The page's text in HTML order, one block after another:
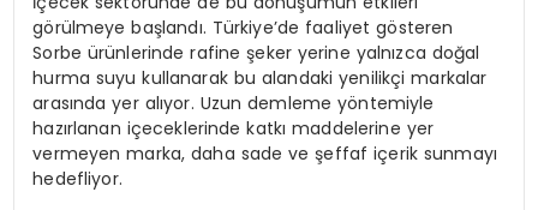
görülmeye başlandı. Türkiye’de faaliyet gösteren
Sorbe ürünlerinde rafine şeker yerine yalnızca doğal
hurma suyu kullanarak bu alandaki yenilikçi markalar
arasında yer alıyor. Uzun demleme yöntemiyle
hazırlanan içeceklerinde katkı maddelerine yer
vermeyen marka, daha sade ve şeffaf içerik sunmayı
hedefliyor.